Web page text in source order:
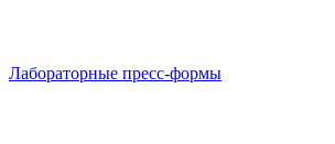
Лабораторные пресс-формы